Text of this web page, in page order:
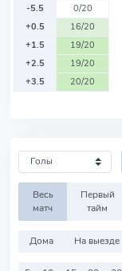
-5.5
0/20
+0.5
16/20
+1.5
19/20
+2.5
19/20
+3.5
20/20
Весь
матч
Первый
тайм
Дома На выезде